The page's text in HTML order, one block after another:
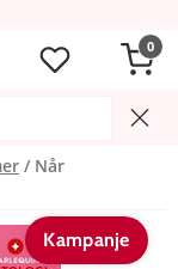
0
Når
Kampanje